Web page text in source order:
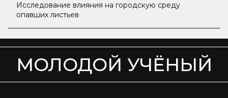
Исследование влияния на городскую среду
опавших листьев
МОЛОДОЙ УЧЁНЫЙ